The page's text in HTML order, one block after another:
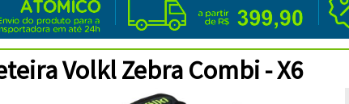
Volkl Zebra Combi - X6